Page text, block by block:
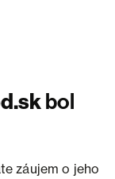
bol
záujem o jeho